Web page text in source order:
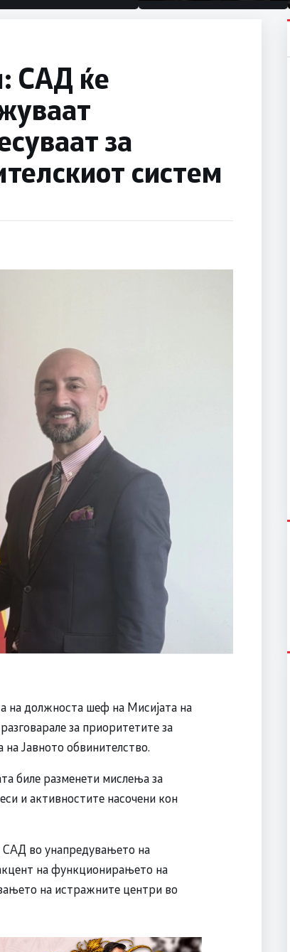
половина тунел во слепа
САД ќе
за
систем
на должноста шеф на Мисијата на
за приоритетите за
Јавното обвинителство.
биле разменети мислења за
и активностите насочени кон
САД во унапредувањето на
на функционирањето на
на истражните центри во